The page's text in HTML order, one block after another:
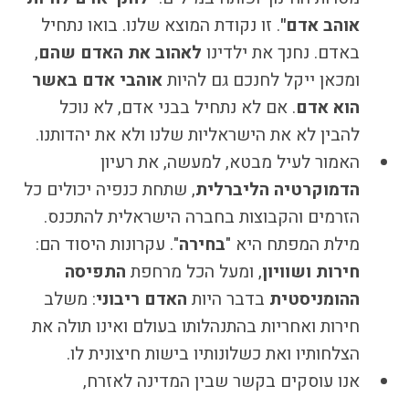
אוהב אדם". זו נקודת המוצא שלנו. בואו נתחיל
באדם. נחנך את ילדינו לאהוב את האדם שהם,
ומכאן ייקל לחנכם גם להיותאוהבי אדם באשר
הוא אדם. אם לא נתחיל בבני אדם, לא נוכל
להבין לא את הישראליות שלנו ולא את יהדותנו.
האמור לעיל מבטא, למעשה, את רעיון
הדמוקרטיה הליברלית, שתחת כנפיה יכולים כל
הזרמים והקבוצות בחברה הישראלית להתכנס.
מילת המפתח היא "בחירה". עקרונות היסוד הם:
חירות ושוויון, ומעל הכל מרחפת התפיסה
ההומניסטית בדבר היות האדם ריבוני: משלב
חירות ואחריות בהתנהלותו בעולם ואינו תולה את
הצלחותיו ואת כשלונותיו בישות חיצונית לו.
אנו עוסקים בקשר שבין המדינה לאזרח,